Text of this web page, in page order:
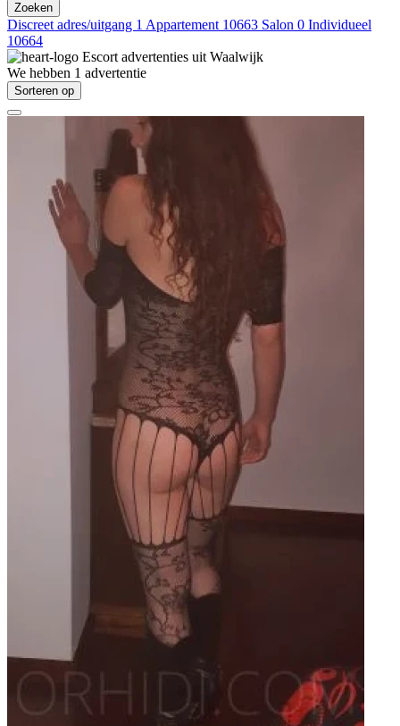
Zoeken
Discreet adres/uitgang 1 Appartement 10663 Salon 0 Individueel
10664
Escort advertenties uit Waalwijk
We hebben 1 advertentie
Sorteren op